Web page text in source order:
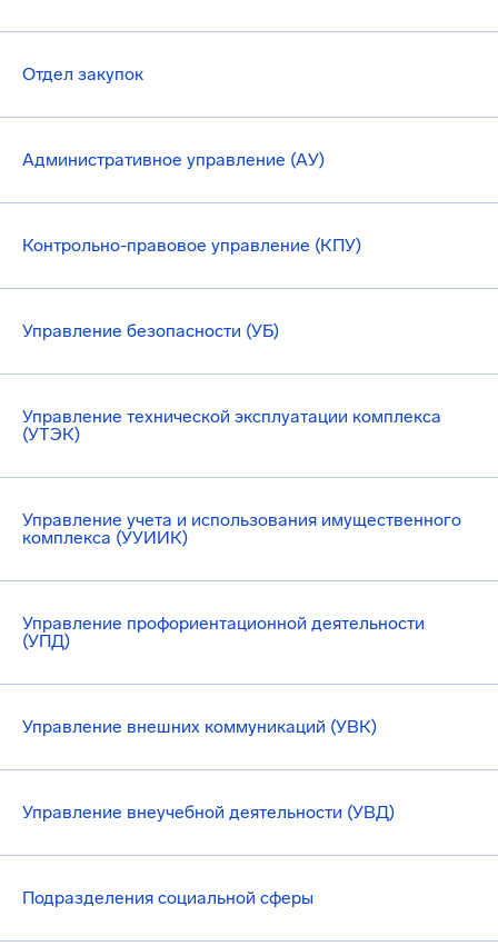
Отдел закупок
Административное управление (АУ)
Контрольно-правовое управление (КПУ)
Управление безопасности (УБ)
Управление технической эксплуатации комплекса
(УТЭК)
Управление учета и использования имущественного
комплекса (УУИИК)
Управление профориентационной деятельности
(УПД)
Управление внешних коммуникаций (УВК)
Управление внеучебной деятельности (УВД)
Подразделения социальной сферы